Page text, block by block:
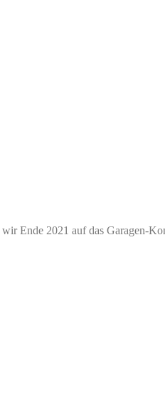
Ende 2021 auf das Garagen-